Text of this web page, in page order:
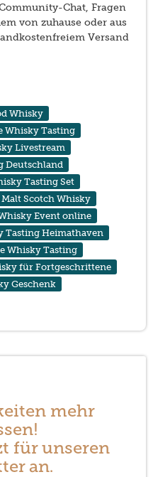
Chat, Fragen
von zuhause oder aus
Versand
Whisky
Whisky Tasting
Livestream
Deutschland
Tasting Set
Malt Scotch Whisky
Event online
Tasting Heimathaven
Whisky Tasting
für Fortgeschrittene
Geschenk
mehr
für unseren
an.